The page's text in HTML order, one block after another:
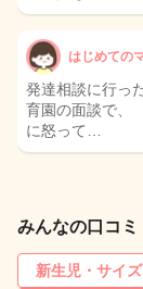
はじめての
発達相談に行っ
育園の面談で、
に怒って…
みんなの口コ
新生児・サイズ